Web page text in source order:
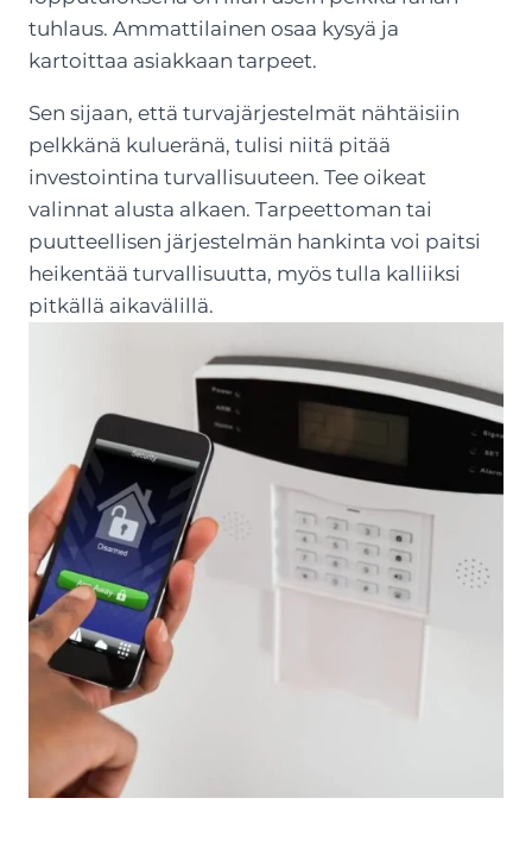
tuhlaus. Ammattilainen osaa kysyä ja
kartoittaa asiakkaan tarpeet.
Sen sijaan, että turvajärjestelmät nähtäisiin
pelkkänä kulueränä, tulisi niitä pitää
investointina turvallisuuteen. Tee oikeat
valinnat alusta alkaen. Tarpeettoman tai
puutteellisen järjestelmän hankinta voi paitsi
heikentää turvallisuutta, myös tulla kalliiksi
pitkällä aikavälillä.